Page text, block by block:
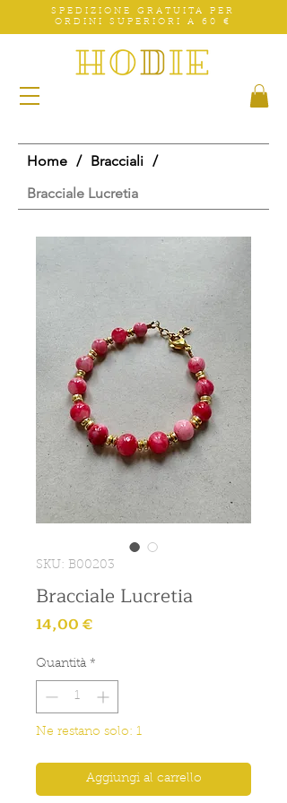
SPEDIZIONE GRATUITA PER
ORDINI SUPERIORI A 60 €
Home / Bracciali /
Bracciale Lucretia
SKU: B00203
Bracciale Lucretia
14,00 €Prezzo
Quantità *
Ne restano solo: 1
Aggiungi al carrello